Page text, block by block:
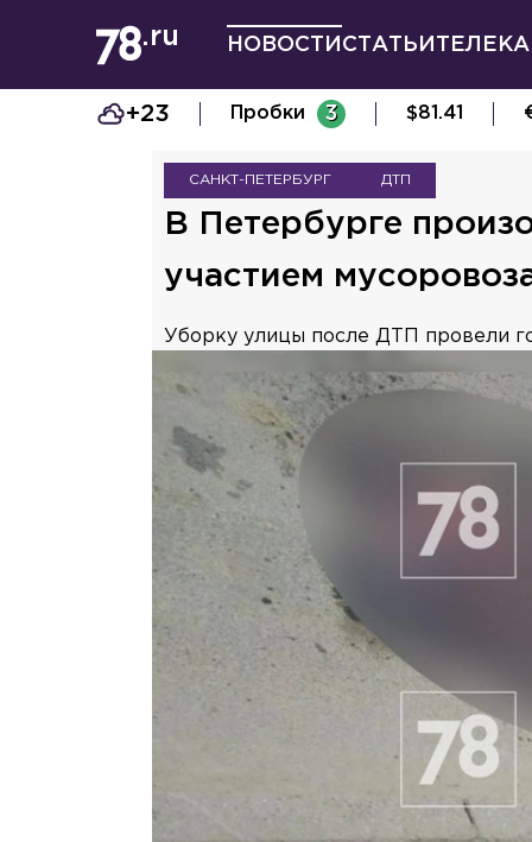
НОВОСТИ СТАТЬИ
+23 Пробки 3 $81.41
САНКТ-ПЕТЕРБУРГ ДТП
В Петербурге
участием
Уборку улицы после ДТП провели